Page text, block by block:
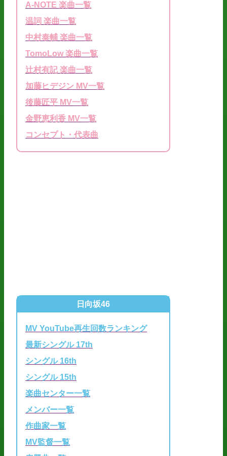
A-NOTE 楽曲一覧
温詞 楽曲一覧
中村泰輔 楽曲一覧
TomoLow 楽曲一覧
辻村有記 楽曲一覧
加藤ヒデジン MV一覧
後藤匠平 MV一覧
金野恵利香 MV一覧
コンセプト・代表曲
日向坂46
MV YouTube再生回数ランキング
最新シングル 17th
シングル 16th
シングル 15th
楽曲センター一覧
メンバー一覧
作曲家一覧
MV監督一覧